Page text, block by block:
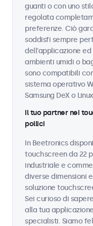
guanti o con uno
regolata
preferenze. Ciò
soddisfi sempre
dell'applicazione
ambienti umidi o
sono compatibili
sistema operativo
Samsung DeX o
Il tuo partner nei
pollici
In Beetronics
touchscreen da 22
industriale e
diverse dimensioni
soluzione
Sei curioso di
alla tua
specialisti. Siamo